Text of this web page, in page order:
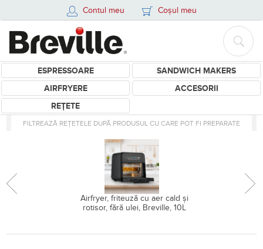
Contul meu Coșul meu
ESPRESSOARE
SANDWICH MAKERS
AIRFRYERE
ACCESORII
REȚETE
FILTREAZĂ REȚETELE DUPĂ PRODUSUL CU CARE POT FI PREPARATE
Airfryer, friteuză cu aer cald și
rotisor, fără ulei, Breville, 10L